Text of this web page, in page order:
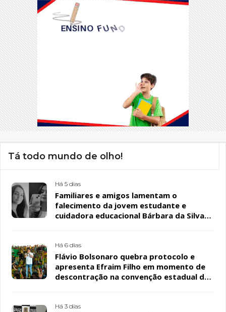
Tá todo mundo de olho!
Há 5 dias
Familiares e amigos lamentam o
falecimento da jovem estudante e
cuidadora educacional Bárbara da Silva
Há 6 dias
Flávio Bolsonaro quebra protocolo e
apresenta Efraim Filho em momento de
descontração na convenção estadual do
Há 3 dias